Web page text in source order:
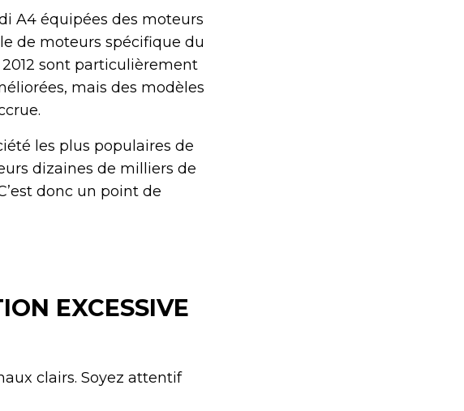
A4 équipées des moteurs
de moteurs spécifique du
sont particulièrement
mais des modèles
les plus populaires de
dizaines de milliers de
donc un point de
EXCESSIVE
clairs. Soyez attentif